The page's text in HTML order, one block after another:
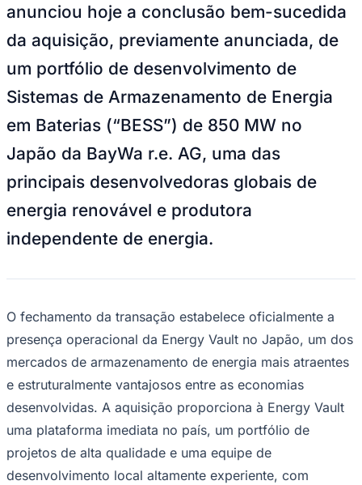
Negócios Regionais
Turismo
Segurança Regional
Hospitais Estaduais
Parques & Represas
Cidades da Região
Santana de Parnaíba
Osasco Carapicuíba Jandira Itapevi Cotia
Pirapora
do Bom JesusAraçariguamaCajamarCaieirasFranco da
Francisco Morato Taboão da Serra
Para Sua Empresa
Anuncie Regional
Guia de Empresas
Vagas na RegiãoNovo
Hub de Negócios
Guia Comercial
Portal Educacional
Vagas de Emprego
Concursos
Panorama Econômico
Panorama Econômico
Para Sua Empresa
Anuncie no Portal
Verificar EmpresaNovo
Anunciar Vagas
Novo
Publicidade Legal
anunciou hoje a conclusão bem-sucedida
da aquisição, previamente anunciada, de
um portfólio de desenvolvimento de
Sistemas de Armazenamento de Energia
em Baterias (“BESS”) de 850 MW no
Japão da BayWa r.e. AG, uma das
principais desenvolvedoras globais de
energia renovável e produtora
independente de energia.
O fechamento da transação estabelece oficialmente a
presença operacional da Energy Vault no Japão, um dos
mercados de armazenamento de energia mais atraentes
e estruturalmente vantajosos entre as economias
desenvolvidas. A aquisição proporciona à Energy Vault
uma plataforma imediata no país, um portfólio de
projetos de alta qualidade e uma equipe de
desenvolvimento local altamente experiente, com